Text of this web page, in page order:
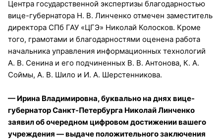
Центра государственной экспертизы благодарностью
вице-губернатора Н. В. Линченко отмечен заместитель
директора СПб ГАУ «ЦГЭ» Николай Колосков. Кроме
того, грамотами и благодарностями оценена работа
начальника управления информационных технологий
А. В. Сенина и его подчиненных В. В. Антонова, К. А.
Соймы, А. В. Шило и И. А. Шерстенникова.
— Ирина Владимировна, буквально на днях вице-
губернатор Санкт-Петербурга Николай Линченко
заявил об очередном цифровом достижении вашего
учреждения — выдаче положительного заключения